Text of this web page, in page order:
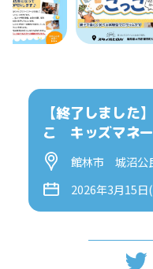
【終了しました
こ キッズマネ
館林市 城沼公
2026年3月15日